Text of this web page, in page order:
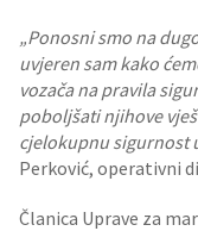
„Ponosni smo na
uvjeren sam kako
vozača na pravila
poboljšati njihove
cjelokupnu sigurnost
Perković, operativni
Članica Uprave za